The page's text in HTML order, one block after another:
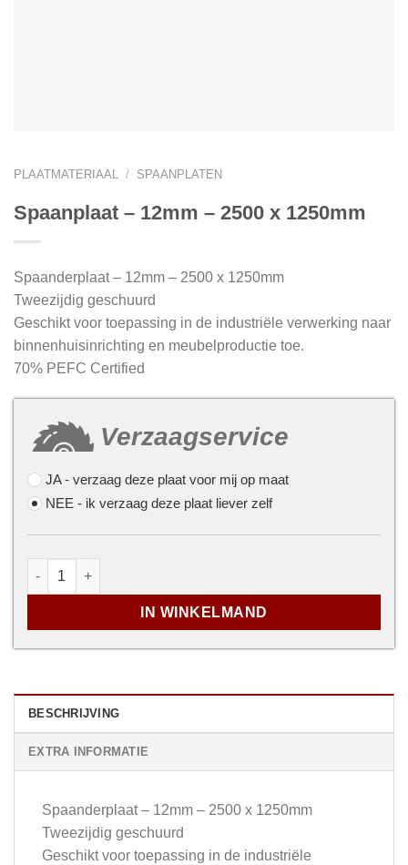
PLAATMATERIAAL / SPAANPLATEN
Spaanplaat – 12mm – 2500 x 1250mm
Spaanderplaat – 12mm – 2500 x 1250mm
Tweezijdig geschuurd
Geschikt voor toepassing in de industriële verwerking naar
binnenhuisinrichting en meubelproductie toe.
70% PEFC Certified
Verzaagservice
JA- verzaag deze plaat voor mij op maat
NEE - ik verzaag deze plaat liever zelf
Spaanplaat - 12mm - 2500 x 1250mm aantal
IN WINKELMAND
BESCHRIJVING
EXTRA INFORMATIE
Spaanderplaat – 12mm – 2500 x 1250mm
Tweezijdig geschuurd
Geschikt voor toepassing in de industriële